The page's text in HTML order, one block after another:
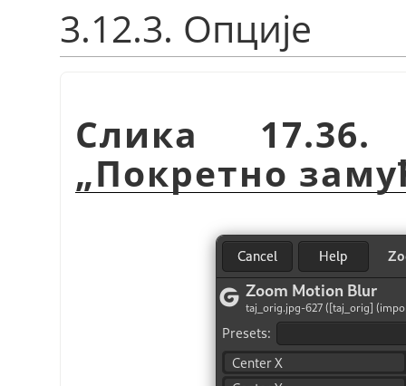
3.12.3. Опције
Слика
„Покретно